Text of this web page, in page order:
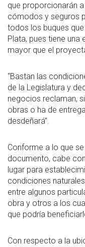
que proporcionarán
cómodos y seguros
todos los buques
Plata, pues tiene
mayor que el
“Bastan las
de la Legislatura y
negocios reclaman,
obras o ha de
desdeñará”.
Conforme a lo que
documento, cabe
lugar para
condiciones
entre algunos
obra y otros a los
que podría
Con respecto a la